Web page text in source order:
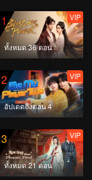
1
ทั้งหมด 36 ตอน
VIP
2
อัปเดตถึงตอน 4
VIP
3
ทั้งหมด 21 ตอน
VIP